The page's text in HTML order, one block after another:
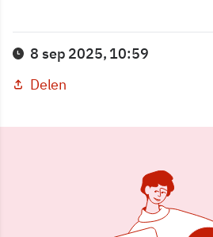
8 sep 2025, 10:59
Delen